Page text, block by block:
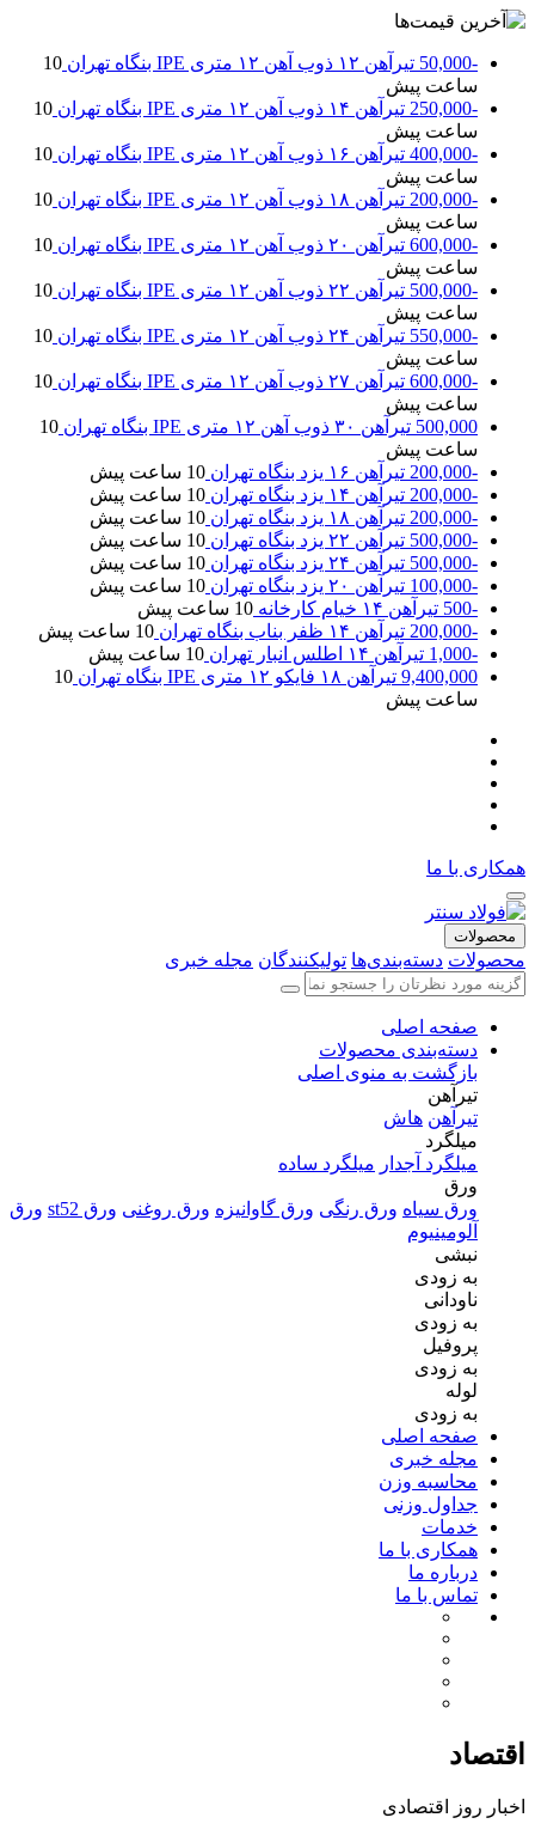
-50,000 تیرآهن ۱۲ ذوب آهن ۱۲ متری IPE بنگاه تهران
10
ساعت پیش
-250,000
تیرآهن ۱۴ ذوب آهن ۱۲ متری IPE بنگاه تهران
10
ساعت پیش
-400,000
تیرآهن ۱۶ ذوب آهن ۱۲ متری IPE بنگاه تهران
10
ساعت پیش
-200,000
تیرآهن ۱۸ ذوب آهن ۱۲ متری IPE بنگاه تهران
10
ساعت پیش
-600,000
تیرآهن ۲۰ ذوب آهن ۱۲ متری IPE بنگاه تهران
10
ساعت پیش
-500,000
تیرآهن ۲۲ ذوب آهن ۱۲ متری IPE بنگاه تهران
10
ساعت پیش
-550,000
تیرآهن ۲۴ ذوب آهن ۱۲ متری IPE بنگاه تهران
10
ساعت پیش
-600,000
تیرآهن ۲۷ ذوب آهن ۱۲ متری IPE بنگاه تهران
10
ساعت پیش
500,000 تیرآهن ۳۰ ذوب آهن ۱۲ متری IPE بنگاه تهران
10
ساعت پیش
-200,000
تیرآهن ۱۶ یزد بنگاه تهران
10 ساعت پیش
-200,000
تیرآهن ۱۴ یزد بنگاه تهران
10 ساعت پیش
-200,000
تیرآهن ۱۸ یزد بنگاه تهران
10 ساعت پیش
-500,000
تیرآهن ۲۲ یزد بنگاه تهران
10 ساعت پیش
-500,000
تیرآهن ۲۴ یزد بنگاه تهران
10 ساعت پیش
-100,000
تیرآهن ۲۰ یزد بنگاه تهران
10 ساعت پیش
-500
تیرآهن ۱۴ خیام کارخانه
10 ساعت پیش
-200,000
تیرآهن ۱۴ ظفر بناب بنگاه تهران
10 ساعت پیش
-1,000
تیرآهن ۱۴ اطلس انبار تهران
10 ساعت پیش
9,400,000 تیرآهن ۱۸ فایکو ۱۲ متری IPE بنگاه تهران
10
ساعت پیش
همکاری با ما
محصولات
محصولات دسته‌بندی‌ها تولیکنندگان مجله خبری
صفحه اصلی
دسته‌بندی محصولات
بازگشت به منوی اصلی
تیرآهن
تیرآهن هاش
میلگرد
میلگرد آجدار میلگرد ساده
ورق
ورق سیاه ورق رنگی ورق گاوانیزه ورق روغنی ورق st52
ورق
آلومینیوم
نبشی
به زودی
ناودانی
به زودی
پروفیل
به زودی
لوله
به زودی
صفحه اصلی
مجله خبری
محاسبه وزن
جداول وزنی
خدمات
همکاری با ما
درباره ما
تماس با ما
اقتصاد
اخبار روز اقتصادی